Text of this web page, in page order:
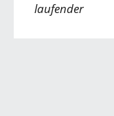
laufender